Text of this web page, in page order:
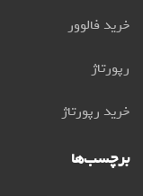
خرید فالوور
رپورتاژ
خرید رپورتاژ
برچسب‌ها